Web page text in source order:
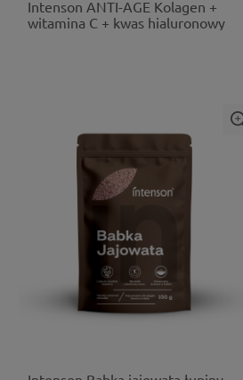
Intenson ANTI-AGE Kolagen +
witamina C + kwas hialuronowy